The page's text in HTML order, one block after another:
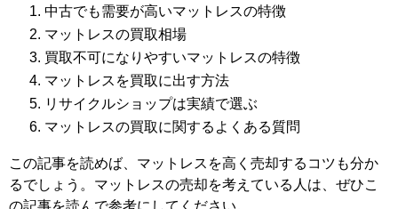
中古でも需要が高いマットレスの特徴
マットレスの買取相場
買取不可になりやすいマットレスの特徴
マットレスを買取に出す方法
リサイクルショップは実績で選ぶ
マットレスの買取に関するよくある質問
この記事を読めば、マットレスを高く売却するコツも分か
るでしょう。マットレスの売却を考えている人は、ぜひこ